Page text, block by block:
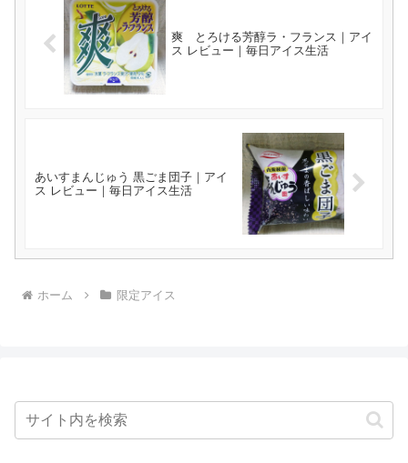
爽 とろける芳醇ラ・フランス｜アイ
ス レビュー｜毎日アイス生活
あいすまんじゅう 黒ごま団子｜アイ
ス レビュー｜毎日アイス生活
ホーム 限定アイス